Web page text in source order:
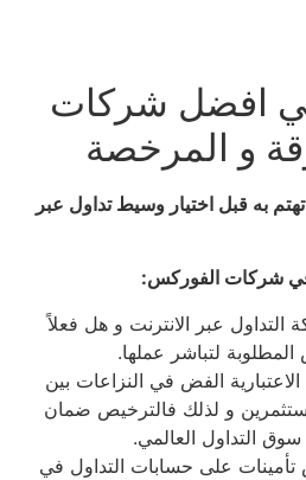
افضل شركات
و المرخصة
به قبل اختيار وسيط تداول عبر
شركات الفوركس:
التداول عبر الانترنت و هل فعلاً
لتباشر عملها.
الفض في النزاعات بين
و لذلك فالترخيص ضمان
التداول العالمي.
على حسابات التداول في